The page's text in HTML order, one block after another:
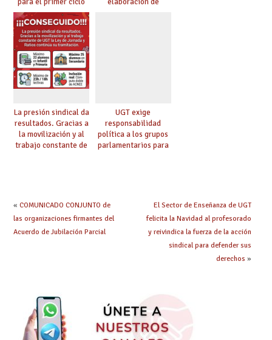
de Infantil y pide
extender la misma
ambición al resto de
etapas
La presión sindical da
resultados. Gracias a
la movilización y al
trabajo constante de
UGT exige
responsabilidad
política a los grupos
parlamentarios para
« COMUNICADO CONJUNTO de
las organizaciones firmantes del
Acuerdo de Jubilación Parcial
El Sector de Enseñanza de UGT
felicita la Navidad al profesorado
y reivindica la fuerza de la acción
sindical para defender sus
derechos »